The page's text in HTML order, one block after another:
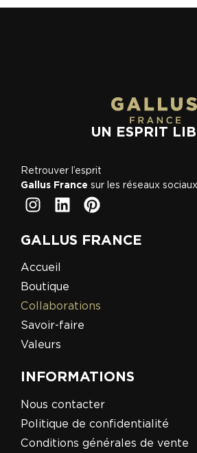
UN ESPRIT
Retrouver l’esprit
Gallus France sur les réseaux sociaux
GALLUS FRANCE
Accueil
Boutique
Collaborations
Savoir-faire
Valeurs
INFORMATIONS
Nous contacter
Politique de confidentialité
Conditions générales de vente